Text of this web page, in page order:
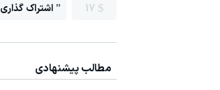
17 اشتراک گذاری
مطالب پیشنهادی